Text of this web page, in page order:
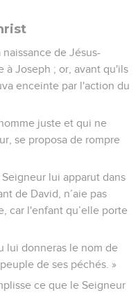
de Jésus-
à Joseph ; or, avant qu'ils
enceinte par l'action du
juste et qui ne
se proposa de rompre
lui apparut dans
de David, n’aie pas
car l'enfant qu’elle porte
lui donneras le nom de
de ses péchés. »
ce que le Seigneur